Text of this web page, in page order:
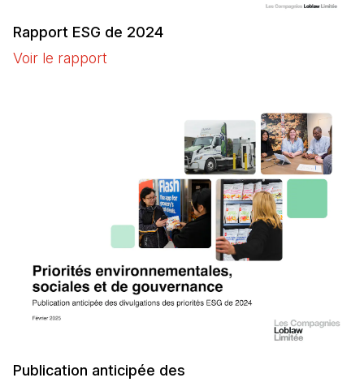
Rapport ESG de 2024
Voir le rapport
Publication anticipée des